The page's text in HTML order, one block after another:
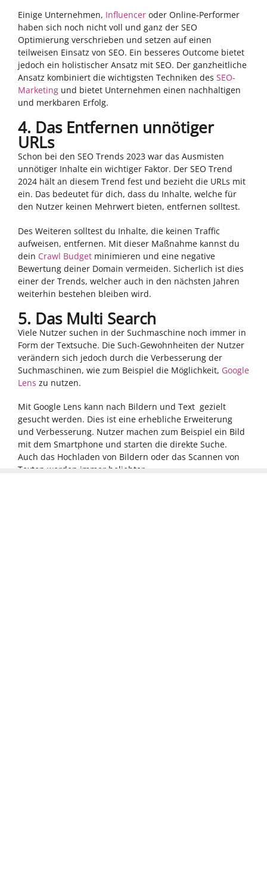
Einige Unternehmen, Influencer oder Online-Performer
haben sich noch nicht voll und ganz der SEO
Optimierung verschrieben und setzen auf einen
teilweisen Einsatz von SEO. Ein besseres Outcome bietet
jedoch ein holistischer Ansatz mit SEO. Der ganzheitliche
Ansatz kombiniert die wichtigsten Techniken des SEO-
Marketing und bietet Unternehmen einen nachhaltigen
und merkbaren Erfolg.
4. Das Entfernen unnötiger
URLs
Schon bei den SEO Trends 2023 war das Ausmisten
unnötiger Inhalte ein wichtiger Faktor. Der SEO Trend
2024 hält an diesem Trend fest und bezieht die URLs mit
ein. Das bedeutet für dich, dass du Inhalte, welche für
den Nutzer keinen Mehrwert bieten, entfernen solltest.
Des Weiteren solltest du Inhalte, die keinen Traffic
aufweisen, entfernen. Mit dieser Maßnahme kannst du
dein Crawl Budget minimieren und eine negative
Bewertung deiner Domain vermeiden. Sicherlich ist dies
einer der Trends, welcher auch in den nächsten Jahren
weiterhin bestehen bleiben wird.
5. Das Multi Search
Viele Nutzer suchen in der Suchmaschine noch immer in
Form der Textsuche. Die Such-Gewohnheiten der Nutzer
verändern sich jedoch durch die Verbesserung der
Suchmaschinen, wie zum Beispiel die Möglichkeit, Google
Lens zu nutzen.
Mit Google Lens kann nach Bildern und Text gezielt
gesucht werden. Dies ist eine erhebliche Erweiterung
und Verbesserung. Nutzer machen zum Beispiel ein Bild
mit dem Smartphone und starten die direkte Suche.
Auch das Hochladen von Bildern oder das Scannen von
Texten werden immer beliebter.